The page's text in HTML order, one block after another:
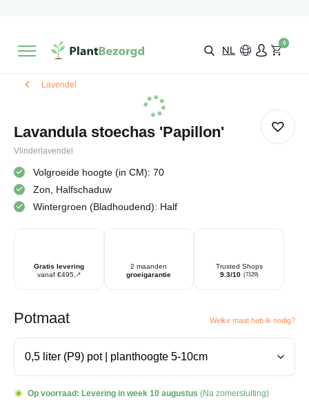
Kies zelf je
bezorgmoment & locatie NL
0
Lavendel
Lavandula stoechas 'Papillon'
Vlinderlavendel
Volgroeide hoogte (in CM): 70
Zon, Halfschaduw
Wintergroen (Bladhoudend): Half
Gratis levering
vanaf €495,-*
2 maanden
groeigarantie
Trusted Shops
9.3/10 (7129)
Potmaat Welke maat heb ik nodig?
Op voorraad: Levering in week 10 augustus (Na zomersluiting)